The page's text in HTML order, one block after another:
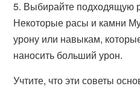
5. Выбирайте подходящую
Некоторые расы и камни
урону или навыкам,
наносить больший урон.
Учтите, что эти советы